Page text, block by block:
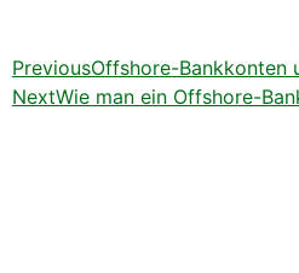
PreviousOffshore-Bankkonten
NextWie man ein Offshore-